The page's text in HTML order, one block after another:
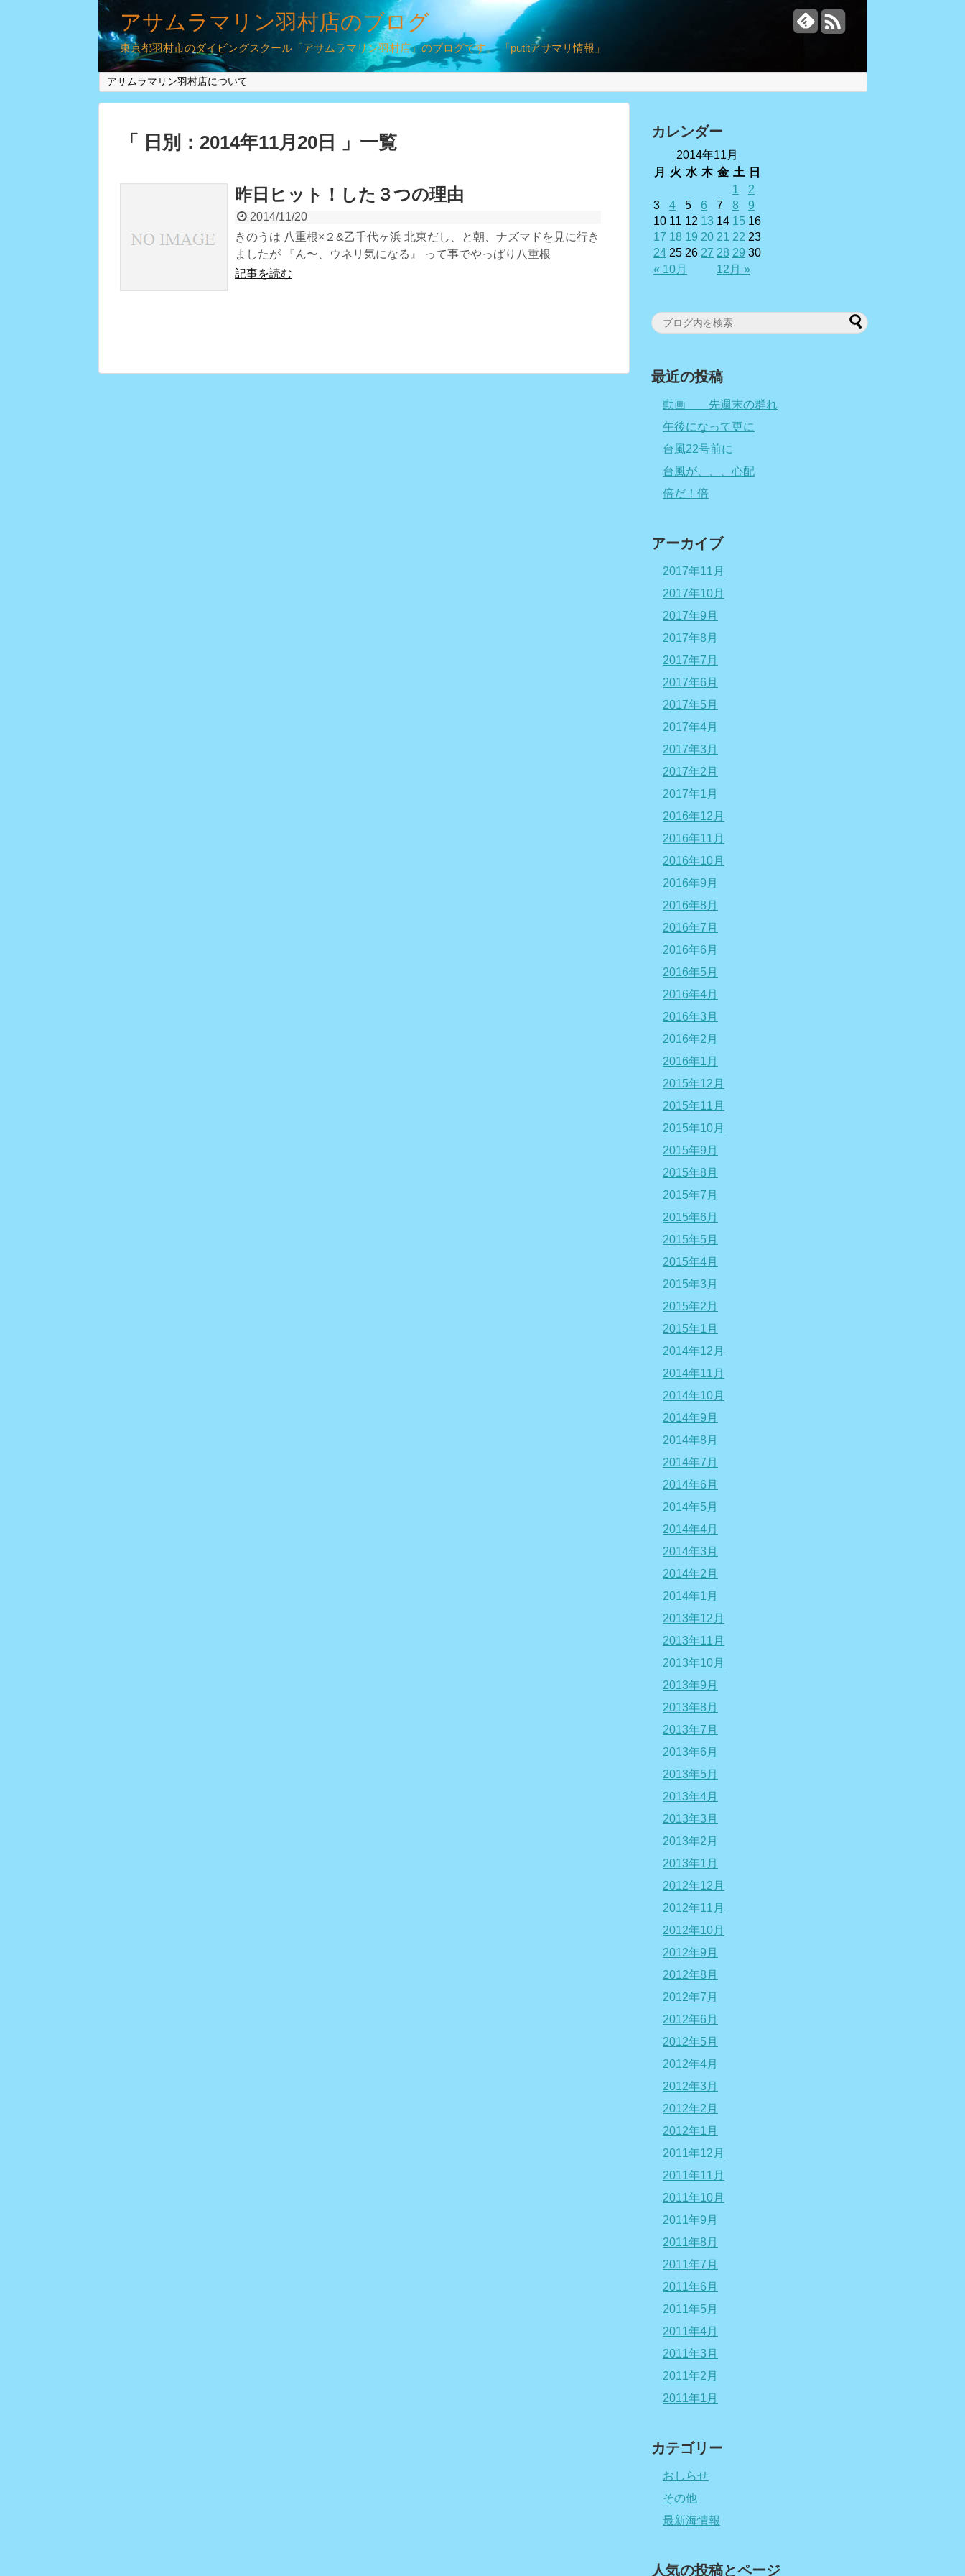
アサムラマリン羽村店のブログ
東京都羽村市のダイビングスクール「アサムラマリン羽村店」のブログです。 「putitアサマリ情報」
アサムラマリン羽村店について
「 日別：2014年11月20日 」一覧
昨日ヒット！した３つの理由
2014/11/20
きのうは 八重根×２&乙千代ヶ浜 北東だし、と朝、ナズマドを見に行き
ましたが 『ん〜、ウネリ気になる』 って事でやっぱり八重根
記事を読む
カレンダー
2014年11月
月
火 水 木 金 土 日
« 10月 12月 »
1
2
3
4 5 6 7 8
9
10 11 12 13 14 15 16
17 18 19 20 21 22 23
24 25 26 27 28 29 30
最近の投稿
動画 先週末の群れ
午後になって更に
台風22号前に
台風が、、、心配
倍だ！倍
アーカイブ
2017年11月
2017年10月
2017年9月
2017年8月
2017年7月
2017年6月
2017年5月
2017年4月
2017年3月
2017年2月
2017年1月
2016年12月
2016年11月
2016年10月
2016年9月
2016年8月
2016年7月
2016年6月
2016年5月
2016年4月
2016年3月
2016年2月
2016年1月
2015年12月
2015年11月
2015年10月
2015年9月
2015年8月
2015年7月
2015年6月
2015年5月
2015年4月
2015年3月
2015年2月
2015年1月
2014年12月
2014年11月
2014年10月
2014年9月
2014年8月
2014年7月
2014年6月
2014年5月
2014年4月
2014年3月
2014年2月
2014年1月
2013年12月
2013年11月
2013年10月
2013年9月
2013年8月
2013年7月
2013年6月
2013年5月
2013年4月
2013年3月
2013年2月
2013年1月
2012年12月
2012年11月
2012年10月
2012年9月
2012年8月
2012年7月
2012年6月
2012年5月
2012年4月
2012年3月
2012年2月
2012年1月
2011年12月
2011年11月
2011年10月
2011年9月
2011年8月
2011年7月
2011年6月
2011年5月
2011年4月
2011年3月
2011年2月
2011年1月
カテゴリー
おしらせ
その他
最新海情報
人気の投稿とページ